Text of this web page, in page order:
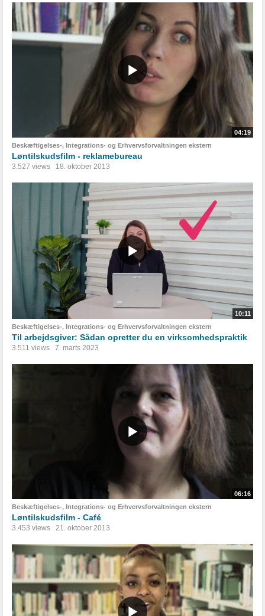
04:19
Beskæftigelses-, Integrations- og Erhvervsforvaltningen ekstern
Løntilskudsfilm - reklamebureau
3.527 views 18. oktober 2013
10:11
Beskæftigelses-, Integrations- og Erhvervsforvaltningen ekstern
Til arbejdsgiver: Sådan opretter du en virksomhedspraktik
3.511 views 7. marts 2023
06:16
Beskæftigelses-, Integrations- og Erhvervsforvaltningen ekstern
Løntilskudsfilm - Café
3.453 views 21. oktober 2013